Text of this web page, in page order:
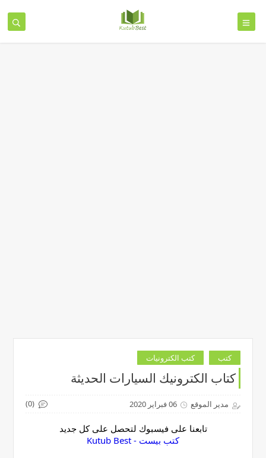
كتب كتب الكترونيات
كتاب الكترونيك السيارات الحديثة
مدير الموقع 06 فبراير 2020 (0)
تابعنا على فيسبوك لتحصل على كل جديد
‏كتب بيست - Kutub Best‏